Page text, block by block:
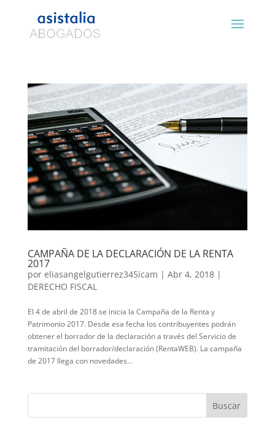
CAMPAÑA DE LA DECLARACIÓN DE LA RENTA
2017
por eliasangelgutierrez345icam | Abr 4, 2018|
DERECHO FISCAL
El 4 de abril de 2018 se inicia la Campaña de la Renta y
Patrimonio 2017. Desde esa fecha los contribuyentes podrán
obtener el borrador de la declaración a través del Servicio de
tramitación del borrador/declaración (RentaWEB). La campaña
de 2017 llega con novedades...